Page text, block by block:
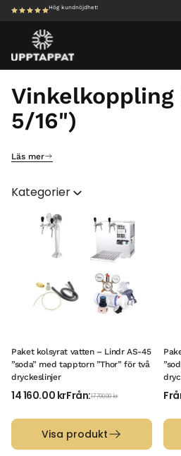
Hög kundnöjdhet!
Vinkelkoppling
5/16")
Läs mer
Kategorier
Paket kolsyrat vatten – Lindr AS-45
”soda” med tapptorn ”Thor” för två
dryckeslinjer
Från:17 700.00kr
14 160.00 kr
Visa produkt